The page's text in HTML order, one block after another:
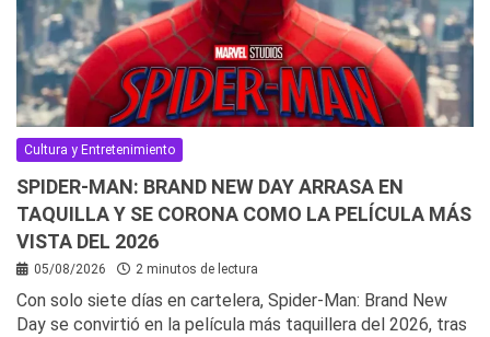
Cultura y Entretenimiento
SPIDER-MAN: BRAND NEW DAY ARRASA EN
TAQUILLA Y SE CORONA COMO LA PELÍCULA MÁS
VISTA DEL 2026
05/08/2026 2 minutos de lectura
Con solo siete días en cartelera, Spider-Man: Brand New
Day se convirtió en la película más taquillera del 2026, tras